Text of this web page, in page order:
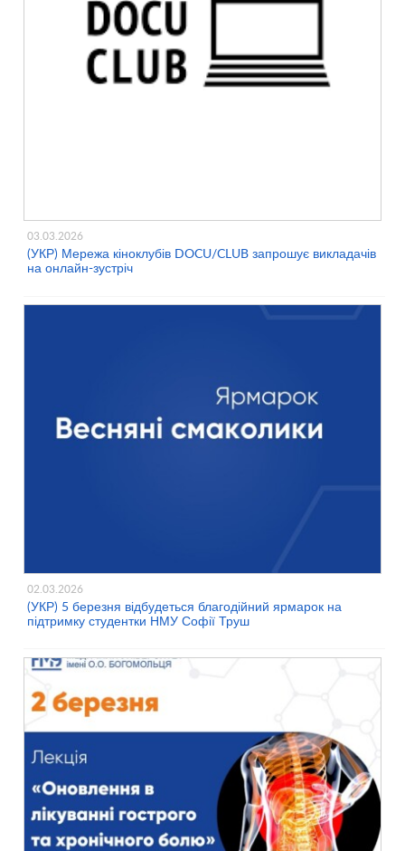
03.03.2026
(УКР) Мережа кіноклубів DOCU/CLUB запрошує викладачів
на онлайн-зустріч
02.03.2026
(УКР) 5 березня відбудеться благодійний ярмарок на
підтримку студентки НМУ Софії Труш